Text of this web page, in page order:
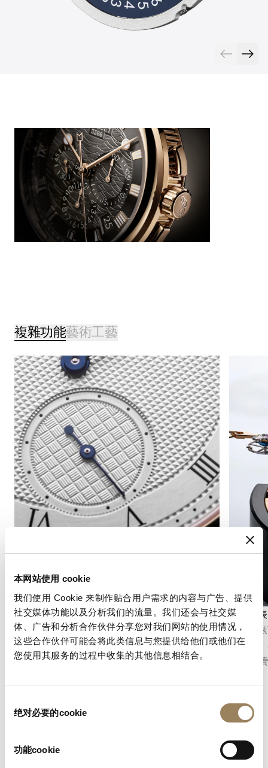
本网站使用 cookie
我们使用 Cookie 来制作贴合用户需求的内容与广告、提供
社交媒体功能以及分析我们的流量。我们还会与社交媒
体、广告和分析合作伙伴分享您对我们网站的使用情况，
这些合作伙伴可能会将此类信息与您提供给他们或他们在
您使用其服务的过程中收集的其他信息相结合。
绝对必要的cookie
功能cookie
複雜功能藝術工藝
秒數顯示
秒針顯示功能可以精確地指示時間的流逝。根據
機芯的不同結構，它可以採用中央秒針或偏心小
秒盤，並融入錶盤的整體佈局之中。
計時碼表
計時碼
短時間
能、可